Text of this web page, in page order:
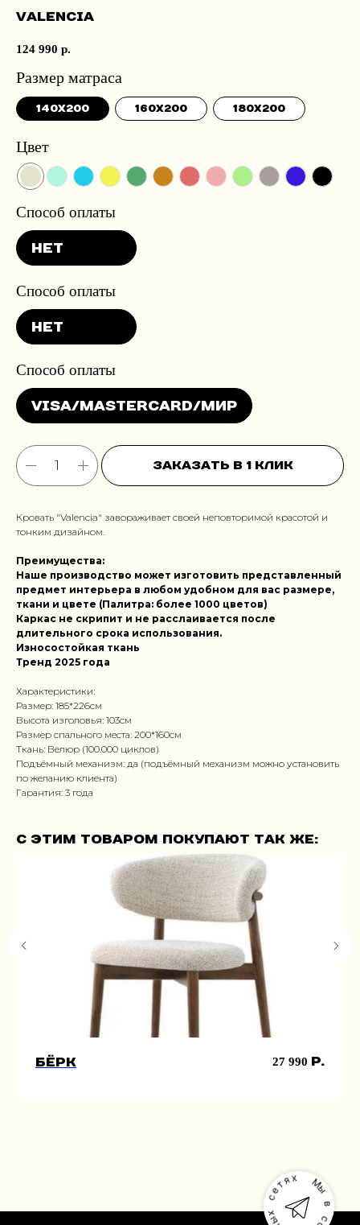
Valencia
124 990 р.
Размер матраса
140x200 160x200 180x200
Цвет
Заказать в 1 клик
Кровать "Valencia" завораживает своей неповторимой красотой и
тонким дизайном.
Преимущества:
Наше производство может изготовить представленный
предмет интерьера в любом удобном для вас размере,
ткани и цвете (Палитра: более 1000 цветов)
Каркас не скрипит и не расслаивается после
длительного срока использования.
Износостойкая ткань
Тренд 2025 года
Характеристики:
Размер: 185*226см
Высота изголовья: 103см
Размер спального места: 200*160см
Ткань: Велюр (100.000 циклов)
Подъёмный механизм: да (подъёмный механизм можно установить
по желанию клиента)
Гарантия: 3 года
С этим товаром покупают так же:
Бёрк 27 990 р.